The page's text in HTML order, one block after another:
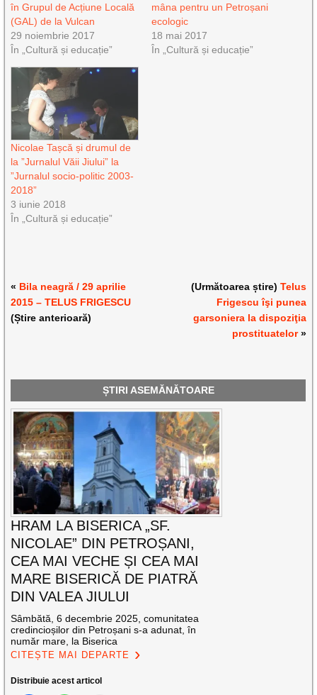
în Grupul de Acțiune Locală
(GAL) de la Vulcan
29 noiembrie 2017
În „Cultură și educație”
mâna pentru un Petroșani
ecologic
18 mai 2017
În „Cultură și educație”
Nicolae Tașcă și drumul de
la ”Jurnalul Văii Jiului” la
”Jurnalul socio-politic 2003-
2018”
3 iunie 2018
În „Cultură și educație”
« Bila neagră / 29 aprilie
2015 – TELUS FRIGESCU
(Știre anterioară)
(Următoarea știre) Telus
Frigescu îşi punea
garsoniera la dispoziţia
prostituatelor»
ȘTIRI ASEMĂNĂTOARE
HRAM LA BISERICA „SF.
NICOLAE” DIN PETROȘANI,
CEA MAI VECHE ȘI CEA MAI
MARE BISERICĂ DE PIATRĂ
DIN VALEA JIULUI
Sâmbătă, 6 decembrie 2025, comunitatea
credincioșilor din Petroșani s-a adunat, în
număr mare, la Biserica
CITEȘTE MAI DEPARTE
Distribuie acest articol